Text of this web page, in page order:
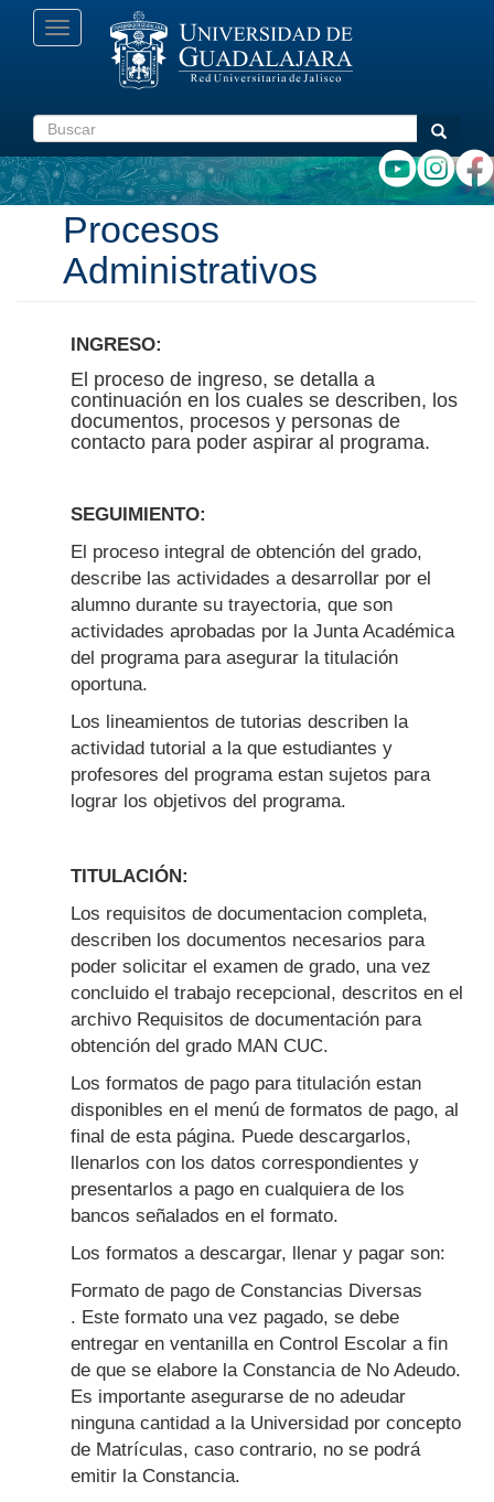
Pasar
Toggle
navigation
Buscar Buscar
Procesos
Administrativos
INGRESO:
El proceso de ingreso, se detalla a
continuación en los cuales se describen, los
documentos, procesos y personas de
contacto para poder aspirar al programa.
SEGUIMIENTO:
El proceso integral de obtención del grado,
describe las actividades a desarrollar por el
alumno durante su trayectoria, que son
actividades aprobadas por la Junta Académica
del programa para asegurar la titulación
oportuna.
Los lineamientos de tutorias describen la
actividad tutorial a la que estudiantes y
profesores del programa estan sujetos para
lograr los objetivos del programa.
TITULACIÓN:
Los requisitos de documentacion completa,
describen los documentos necesarios para
poder solicitar el examen de grado, una vez
concluido el trabajo recepcional, descritos en el
archivo Requisitos de documentación para
obtención del grado MAN CUC.
Los formatos de pago para titulación estan
disponibles en el menú de formatos de pago, al
final de esta página. Puede descargarlos,
llenarlos con los datos correspondientes y
presentarlos a pago en cualquiera de los
bancos señalados en el formato.
Los formatos a descargar, llenar y pagar son:
Formato de pago de Constancias Diversas
. Este formato una vez pagado, se debe
entregar en ventanilla en Control Escolar a fin
de que se elabore la Constancia de No Adeudo.
Es importante asegurarse de no adeudar
ninguna cantidad a la Universidad por concepto
de Matrículas, caso contrario, no se podrá
emitir la Constancia.